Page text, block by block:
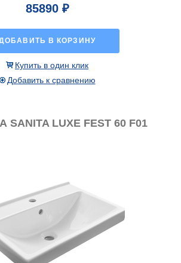
85890 ₽
В КОРЗИНУ
Купить в один клик
Добавить к сравнению
LUXE FEST 60 F01